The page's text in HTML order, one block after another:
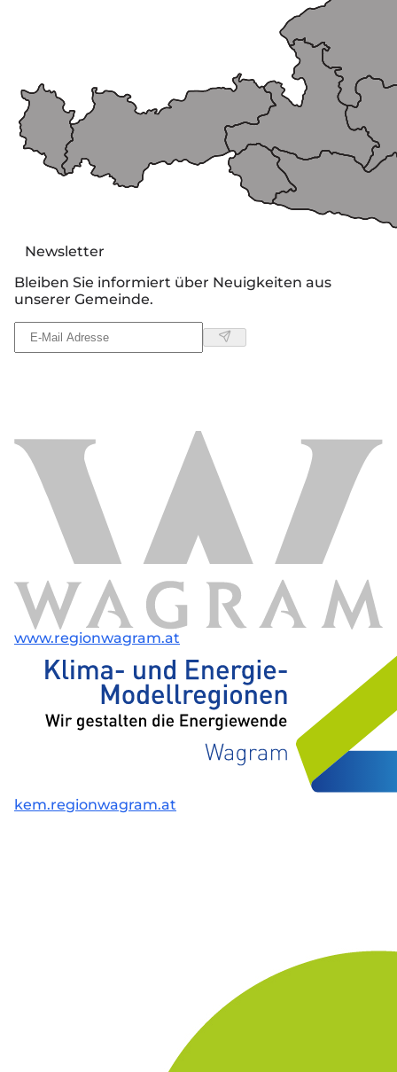
Newsletter
Bleiben Sie informiert über Neuigkeiten aus
unserer Gemeinde.
www.regionwagram.at
kem.regionwagram.at